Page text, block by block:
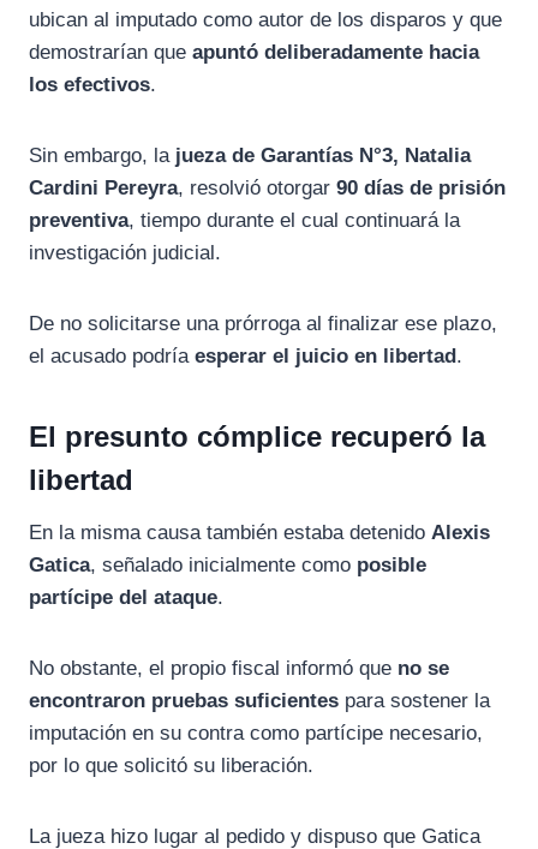
ubican al imputado como autor de los disparos y que
demostrarían que apuntó deliberadamente hacia
los efectivos.
Sin embargo, la jueza de Garantías N°3, Natalia
Cardini Pereyra, resolvió otorgar 90 días de prisión
preventiva, tiempo durante el cual continuará la
investigación judicial.
De no solicitarse una prórroga al finalizar ese plazo,
el acusado podría esperar el juicio en libertad.
El presunto cómplice recuperó la
libertad
En la misma causa también estaba detenido Alexis
Gatica, señalado inicialmente como posible
partícipe del ataque.
No obstante, el propio fiscal informó que no se
encontraron pruebas suficientes para sostener la
imputación en su contra como partícipe necesario,
por lo que solicitó su liberación.
La jueza hizo lugar al pedido y dispuso que Gatica